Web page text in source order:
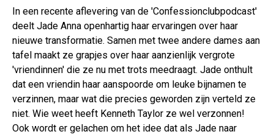
In een recente aflevering van de 'Confessionclubpodcast'
deelt Jade Anna openhartig haar ervaringen over haar
nieuwe transformatie. Samen met twee andere dames aan
tafel maakt ze grapjes over haar aanzienlijk vergrote
'vriendinnen' die ze nu met trots meedraagt. Jade onthult
dat een vriendin haar aanspoorde om leuke bijnamen te
verzinnen, maar wat die precies geworden zijn verteld ze
niet. Wie weet heeft Kenneth Taylor ze wel verzonnen!
Ook wordt er gelachen om het idee dat als Jade naar